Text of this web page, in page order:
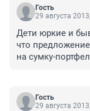
попало и как
гибдд/
рефлекса
поведения на
С темным
темень, но
лучше чем
Гость
29 августа
Дети юркие и
что
на сумку-
Гость
29 августа